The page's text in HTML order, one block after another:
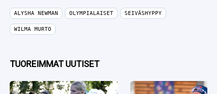
ALYSHA NEWMAN OLYMPIALAISET SEIVÄSHYPPY
WILMA MURTO
TUOREIMMAT UUTISET